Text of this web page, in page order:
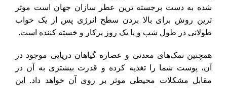
شده به دست برجسته ترین عطر سازان جهان است موثر
ترین روش برای بالا بردن سطح انرژی پس از یک خواب
طولانی در طول شب و یا یک روز پرکار و خسته کننده است.
همچنین نمک‌های معدنی و عصاره گیاهان دریایی موجود در
آن، پوست شما را تغذیه کرده و قدرت بیشتری به آن در
مقابل مشکلات محیطی موثر بر روی آن خواهد داد. این